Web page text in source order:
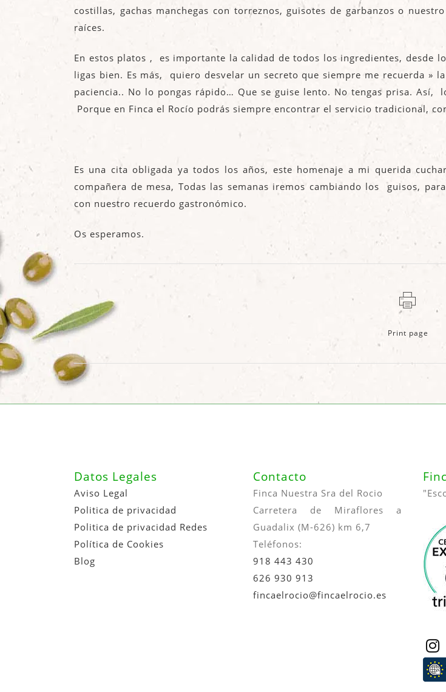
costillas, gachas manchegas con torreznos, guisotes de garbanzos o
raíces.
En estos platos , es importante la calidad de todos los ingredientes,
ligas bien. Es más, quiero desvelar un secreto que siempre me recuerda »
paciencia.. No lo pongas rápido… Que se guise lento. No tengas prisa.
Porque en Finca el Rocío podrás siempre encontrar el servicio tradicional,
Es una cita obligada ya todos los años, este homenaje a mi querida
compañera de mesa, Todas las semanas iremos cambiando los guisos,
con nuestro recuerdo gastronómico.
Os esperamos.
Print page
Datos Legales
Aviso Legal
Politica de privacidad
Politica de privacidad Redes
Política de Cookies
Blog
Contacto
Finca Nuestra Sra del Rocio
Carretera de Miraflores a
Guadalix (M-626) km 6,7
Teléfonos:
918 443 430
626 930 913
fincaelrocio@fincaelrocio.es